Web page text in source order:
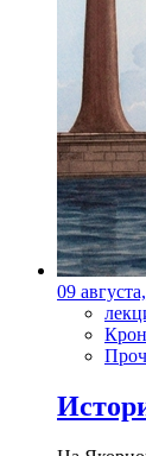
09